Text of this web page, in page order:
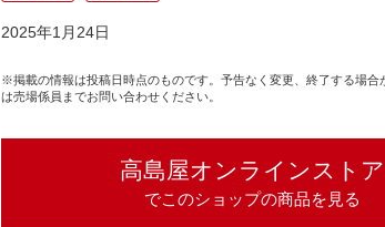
2025年1月24日
※掲載の情報は投稿日時点のものです。予告なく変更、終了する場合
は売場係員までお問い合わせください。
高島屋オンラインストア
でこのショップの商品を見る